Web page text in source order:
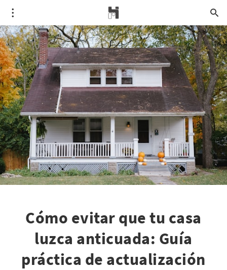
Cómo evitar que tu casa
luzca anticuada: Guía
práctica de actualización